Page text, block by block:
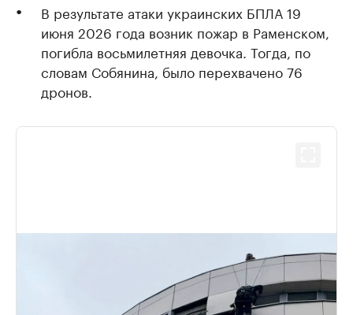
В результате атаки украинских БПЛА 19
июня 2026 года возник пожар в Раменском,
погибла восьмилетняя девочка. Тогда, по
словам Собянина, было перехвачено 76
дронов.